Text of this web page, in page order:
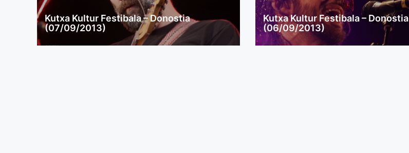
Kutxa Kultur Festibala – Donostia
(07/09/2013)
Kutxa Kultur Festibala – Donostia
(06/09/2013)